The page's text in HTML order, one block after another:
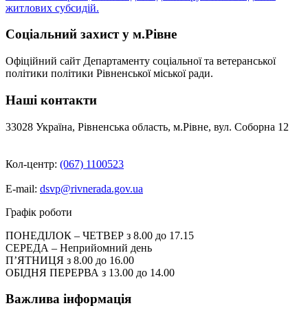
житлових субсидій.
Соціальний захист у м.Рівне
Офіційний сайт Департаменту соціальної та ветеранської
політики політики Рівненської міської ради.
Наші контакти
33028 Україна, Рівненська область, м.Рівне, вул. Соборна 12
Кол-центр: (067) 1100523
E-mail: dsvp@rivnerada.gov.ua
Графік роботи
ПОНЕДІЛОК – ЧЕТВЕР з 8.00 до 17.15
СЕРЕДА – Неприйомний день
П’ЯТНИЦЯ з 8.00 до 16.00
ОБІДНЯ ПЕРЕРВА з 13.00 до 14.00
Важлива інформація